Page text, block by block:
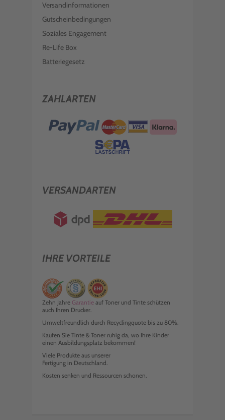
Versandinformationen
Gutscheinbedingungen
Soziales Engagement
Re-Life Box
Batteriegesetz
ZAHLARTEN
VERSANDARTEN
IHRE VORTEILE
Zehn Jahre Garantie auf Toner und Tinte schützen
auch Ihren Drucker.
Umweltfreundlich durch Recyclingquote bis zu 80%.
Kaufen Sie Tinte & Toner ruhig da, wo Ihre Kinder
einen Ausbildungsplatz bekommen!
Viele Produkte aus unserer
Fertigung in Deutschland.
Kosten senken und Ressourcen schonen.